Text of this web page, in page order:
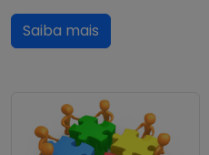
Saiba mais